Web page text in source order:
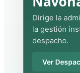
Dirige la
la gestión
despacho.
Ver